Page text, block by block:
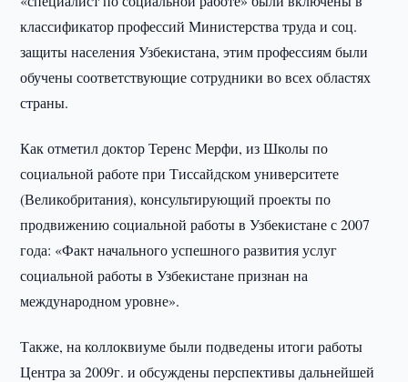
классификатор профессий Министерства труда и соц.
защиты населения Узбекистана, этим профессиям были
обучены соответствующие сотрудники во всех областях
страны.
Как отметил доктор Теренс Мерфи, из Школы по
социальной работе при Тиссайдском университете
(Великобритания), консультирующий проекты по
продвижению социальной работы в Узбекистане с 2007
года: «Факт начального успешного развития услуг
социальной работы в Узбекистане признан на
международном уровне».
Также, на коллоквиуме были подведены итоги работы
Центра за 2009г. и обсуждены перспективы дальнейшей